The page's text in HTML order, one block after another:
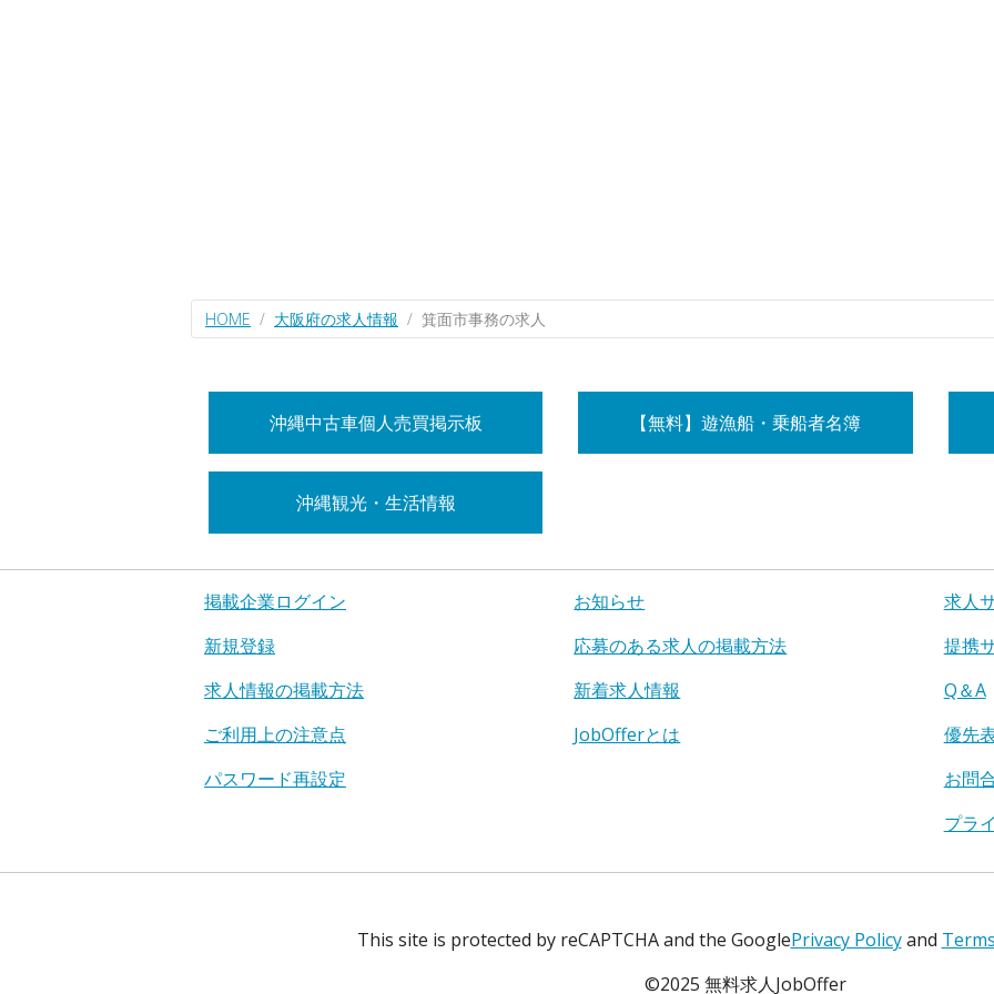
HOME 大阪府の求人情報 箕面市事務の求人
沖縄中古車個人売買掲示板 【無料】遊漁船・乗船者名簿
沖縄観光・生活情報
掲載企業ログイン
新規登録
求人情報の掲載方法
ご利用上の注意点
パスワード再設定
お知らせ
応募のある求人の掲載方法
新着求人情報
JobOfferとは
求人
提携
Q＆A
優先
お問
プラ
This site is protected by reCAPTCHA and the GooglePrivacy Policyand
©2025 無料求人JobOffer